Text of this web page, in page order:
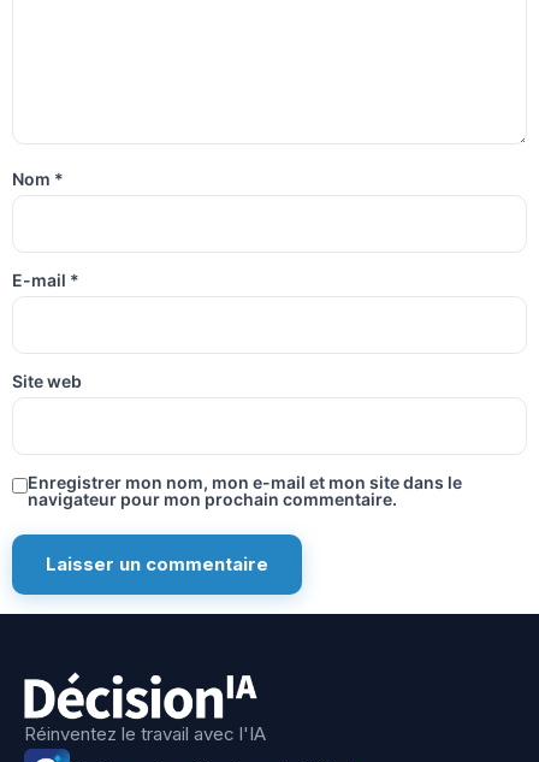
Nom *
E-mail *
Site web
Enregistrer mon nom, mon e-mail et mon site dans le
navigateur pour mon prochain commentaire.
Réinventez le travail avec l'IA